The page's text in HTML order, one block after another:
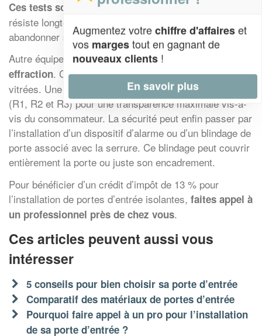
Ces tests sont réalisés en laboratoire. Plus la serrure
résiste longtemps, plus le malfrat va rapidement
abandonner son funeste projet.
Autre équipement de sécurité :le vitrage anti
effraction. Celui-ci s’adresse par définition aux portes
vitrées. Une classification identique est mise en place
(R1, R2 et R3) pour une transparence maximale vis-à-
vis du consommateur. La sécurité peut enfin passer par
l’installation d’un dispositif d’alarme ou d’un blindage de
porte associé avec la serrure. Ce blindage peut couvrir
entièrement la porte ou juste son encadrement.
Pour bénéficier d’un crédit d’impôt de 13 % pour
l’installation de portes d’entrée isolantes, faites appel à
un professionnel près de chez vous.
Ces articles peuvent aussi vous
intéresser
5 conseils pour bien choisir sa porte d’entrée
Comparatif des matériaux de portes d’entrée
Pourquoi faire appel à un pro pour l’installation
de sa porte d’entrée ?
Augmentez votrechiffre d'affaireset
vos margestout en gagnant de
nouveaux clients !
En savoir plus